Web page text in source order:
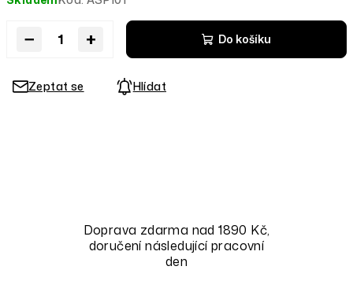
+
− Do košíku
Zeptat se Hlídat
Doprava zdarma nad 1890 Kč,
doručení následující pracovní
den